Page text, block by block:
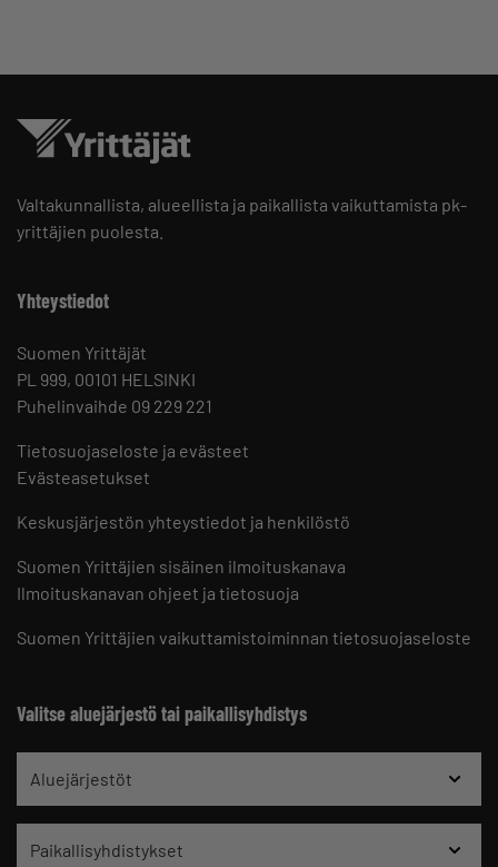
Valtakunnallista, alueellista ja paikallista vaikuttamista pk-
yrittäjien puolesta.
Yhteystiedot
Suomen Yrittäjät
PL 999, 00101 HELSINKI
Puhelinvaihde 09 229 221
Tietosuojaseloste ja evästeet
Evästeasetukset
Keskusjärjestön yhteystiedot ja henkilöstö
Suomen Yrittäjien sisäinen ilmoituskanava
Ilmoituskanavan ohjeet ja tietosuoja
Suomen Yrittäjien vaikuttamistoiminnan tietosuojaseloste
Valitse aluejärjestö tai paikallisyhdistys
Aluejärjestöt
Paikallisyhdistykset